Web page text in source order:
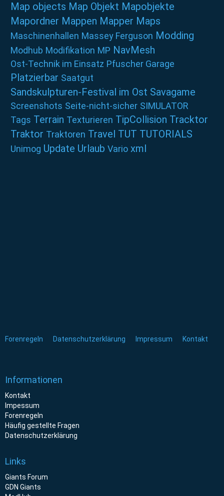
Map objects Map Objekt Mapobjekte
Mapordner Mappen Mapper Maps
Maschinenhallen Massey Ferguson Modding
Modhub Modifikation MP NavMesh
Ost-Technik im Einsatz Pfuscher Garage
Platzierbar Saatgut
Sandskulpturen-Festival im Ost Savagame
Screenshots Seite-nicht-sicher SIMULATOR
Tags Terrain Texturieren TipCollision Tracktor
Traktor Traktoren Travel TUT TUTORIALS
Unimog Update Urlaub Vario xml
Forenregeln Datenschutzerklärung Impressum Kontakt
Informationen
Kontakt
Impessum
Forenregeln
Häufig gestellte Fragen
Datenschutzerklärung
Links
Giants Forum
GDN Giants